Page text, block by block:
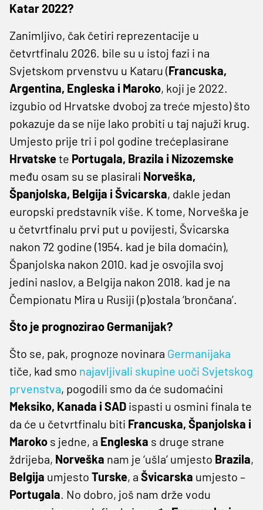
Katar 2022?
Zanimljivo, čak četiri reprezentacije u
četvrtfinalu 2026. bile su u istoj fazi i na
Svjetskom prvenstvu u Kataru (Francuska,
Argentina, Engleska i Maroko, koji je 2022.
izgubio od Hrvatske dvoboj za treće mjesto) što
pokazuje da se nije lako probiti u taj najuži krug.
Umjesto prije tri i pol godine trećeplasirane
Hrvatskete Portugala, Brazila i Nizozemske
među osam su se plasirali Norveška,
Španjolska, Belgija i Švicarska, dakle jedan
europski predstavnik više. K tome, Norveška je
u četvrtfinalu prvi put u povijesti, Švicarska
nakon 72 godine (1954. kad je bila domaćin),
Španjolska nakon 2010. kad je osvojila svoj
jedini naslov, a Belgija nakon 2018. kad je na
Čempionatu Mira u Rusiji (p)ostala ‘brončana’.
Što je prognozirao Germanijak?
Što se, pak, prognoze novinara Germanijaka
tiče, kad smo najavljivali skupine uoči Svjetskog
prvenstva, pogodili smo da će sudomaćini
Meksiko, Kanada i SAD ispasti u osmini finala te
da će u četvrtfinalu biti Francuska, Španjolska i
Maroko s jedne, a Engleska s druge strane
ždrijeba, Norveška nam je ‘ušla’ umjesto Brazila,
Belgija umjesto Turske, a Švicarska umjesto –
Portugala. No dobro, još nam drže vodu